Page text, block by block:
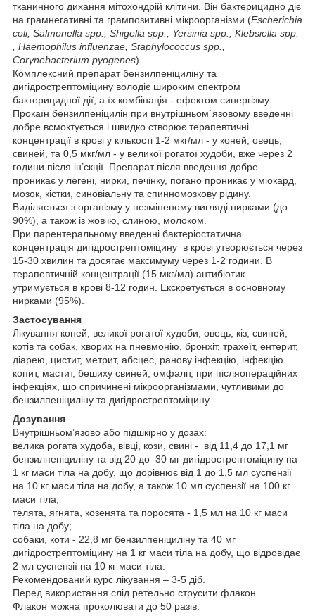
тканинного дихання мітохондрій клітини. Він бактерицидно діє
на грамнегативні та грампозитивні мікроорганізми (Escherichia
coli, Salmonella spp., Shigella spp., Yersinia spp., Klebsiella spp.
, Haemophilus influenzae, Staphylococcus spp.,
Corynebacterium pyogenes).
Комплексний препарат бензилпеніциліну та
дигідрострептоміцину володіє широким спектром
бактерицидної дії, а їх комбінація - ефектом синергізму.
Прокаїн бензилпеніцилін при внутрішньом`язовому введенні
добре всмоктується і швидко створює терапевтичні
концентрації в крові у кількості 1-2 мкг/мл - у коней, овець,
свиней, та 0,5 мкг/мл - у великої рогатої худоби, вже через 2
години після ін’єкції. Препарат після введення добре
проникає у легені, нирки, печінку, погано проникає у міокард,
мозок, кістки, синовіальну та спинномозкову рідину.
Виділяється з організму у незміненому вигляді нирками (до
90%), а також із жовчю, слиною, молоком.
При парентеральному введенні бактеріостатична
концентрація дигідрострептоміцину в крові утворюється через
15-30 хвилин та досягає максимуму через 1-2 години. В
терапевтичній концентрації (15 мкг/мл) антибіотик
утримується в крові 8-12 годин. Екскретується в основному
нирками (95%).
Застосування
Лікування коней, великої рогатої худоби, овець, кіз, свиней,
котів та собак, хворих на пневмонію, бронхіт, трахеїт, ентерит,
діарею, цистит, метрит, абсцес, ранову інфекцію, інфекцію
копит, мастит, бешиху свиней, омфаліт, при післяопераційних
інфекціях, що спричинені мікроорганізмами, чутливими до
бензилпеніциліну та дигідрострептоміцину.
Дозування
Внутрішньом’язово або підшкірно у дозах:
велика рогата худоба, вівці, кози, свині - від 11,4 до 17,1 мг
бензилпеніциліну та від 20 до 30 мг дигідрострептоміцину на
1 кг маси тіла на добу, що дорівнює від 1 до 1,5 мл суспензії
на 10 кг маси тіла на добу, а також 10 мл суспензії на 100 кг
маси тіла;
телята, ягнята, козенята та поросята - 1,5 мл на 10 кг маси
тіла на добу;
собаки, коти - 22,8 мг бензилпеніциліну та 40 мг
дигідрострептоміцину на 1 кг маси тіла на добу, що відровідає
2 мл суспензії на 10 кг маси тіла.
Рекомендований курс лікування – 3-5 діб.
Перед використання слід ретельно струсити флакон.
Флакон можна проколювати до 50 разів.